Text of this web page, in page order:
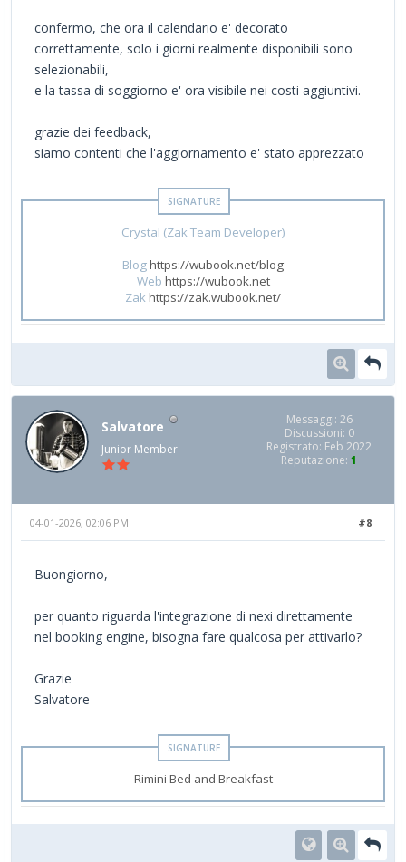
confermo, che ora il calendario e' decorato
correttamente, solo i giorni realmente disponibili sono
selezionabili,
e la tassa di soggiorno e' ora visibile nei costi aggiuntivi.
grazie dei feedback,
siamo contenti che l'aggiornamento e' stato apprezzato
Crystal (Zak Team Developer)
Bloghttps://wubook.net/blog
Web https://wubook.net
Zakhttps://zak.wubook.net/
Salvatore
Junior Member
Messaggi: 26
Discussioni: 0
Registrato: Feb 2022
Reputazione: 1
#8
04-01-2026, 02:06 PM
Buongiorno,
per quanto riguarda l'integrazione di nexi direttamente
nel booking engine, bisogna fare qualcosa per attivarlo?
Grazie
Salvatore
Rimini Bed and Breakfast